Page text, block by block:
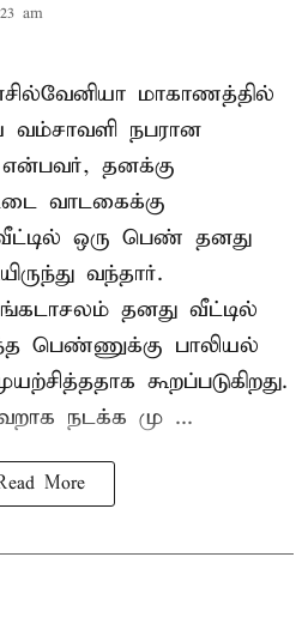
am
மாகாணத்தில்
வம்சாவளி நபரான
தனக்கு
வாடகைக்கு
வீட்டில் ஒரு பெண் தனது
வந்தார்.
தனது வீட்டில்
பெண்ணுக்கு பாலியல்
கூறப்படுகிறது.
நடக்க மு ...
More